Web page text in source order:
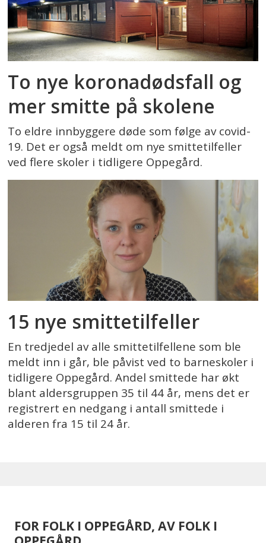
To nye koronadødsfall og
mer smitte på skolene
To eldre innbyggere døde som følge av covid-
19. Det er også meldt om nye smittetilfeller
ved flere skoler i tidligere Oppegård.
15 nye smittetilfeller
En tredjedel av alle smittetilfellene som ble
meldt inn i går, ble påvist ved to barneskoler i
tidligere Oppegård. Andel smittede har økt
blant aldersgruppen 35 til 44 år, mens det er
registrert en nedgang i antall smittede i
alderen fra 15 til 24 år.
FOR FOLK I OPPEGÅRD, AV FOLK I